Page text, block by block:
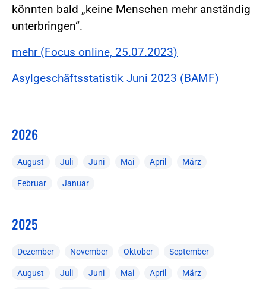
könnten bald „keine Menschen mehr anständig
unterbringen“.
mehr (Focus online, 25.07.2023)
Asylgeschäftsstatistik Juni 2023 (BAMF)
2026
August Juli Juni Mai April März
Februar Januar
2025
Dezember November Oktober September
August Juli Juni Mai April März